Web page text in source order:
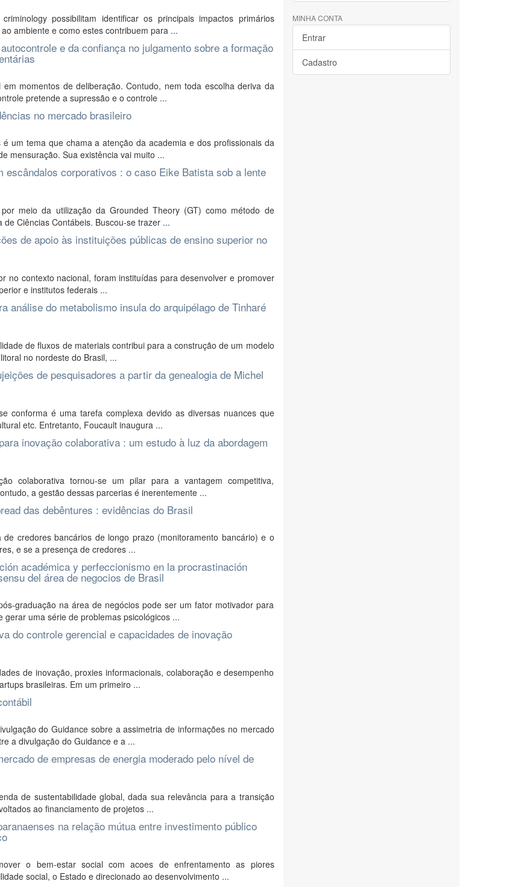
possibilitam identificar os principais impactos primários
ambiente e como estes contribuem para ...
e da confiança no julgamento sobre a formação
momentos de deliberação. Contudo, nem toda escolha deriva da
pretende a supressão e o controle ...
no mercado brasileiro
um tema que chama a atenção da academia e dos profissionais da
mensuração. Sua existência vai muito ...
corporativos : o caso Eike Batista sob a lente
meio da utilização da Grounded Theory (GT) como método de
Ciências Contábeis. Buscou-se trazer ...
de apoio às instituições públicas de ensino superior no
no contexto nacional, foram instituídas para desenvolver e promover
e institutos federais ...
análise do metabolismo insula do arquipélago de Tinharé
de fluxos de materiais contribui para a construção de um modelo
no nordeste do Brasil, ...
de pesquisadores a partir da genealogia de Michel
conforma é uma tarefa complexa devido as diversas nuances que
etc. Entretanto, Foucault inaugura ...
inovação colaborativa : um estudo à luz da abordagem
colaborativa tornou-se um pilar para a vantagem competitiva,
a gestão dessas parcerias é inerentemente ...
das debêntures : evidências do Brasil
credores bancários de longo prazo (monitoramento bancário) e o
e se a presença de credores ...
académica y perfeccionismo en la procrastinación
del área de negocios de Brasil
graduação na área de negócios pode ser um fator motivador para
uma série de problemas psicológicos ...
do controle gerencial e capacidades de inovação
de inovação, proxies informacionais, colaboração e desempenho
brasileiras. Em um primeiro ...
do Guidance sobre a assimetria de informações no mercado
a divulgação do Guidance e a ...
de empresas de energia moderado pelo nível de
de sustentabilidade global, dada sua relevância para a transição
ao financiamento de projetos ...
na relação mútua entre investimento público
o bem-estar social com acoes de enfrentamento as piores
social, o Estado e direcionado ao desenvolvimento ...
MINHA CONTA
Entrar
Cadastro